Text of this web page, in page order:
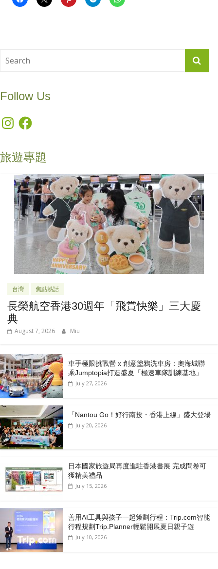
Follow Us
InstagramFacebook
旅遊專題
台灣 焦點熱話
長榮航空香港30週年「飛賞快樂」三大慶
典
August 7, 2026 Miu
車手極限挑戰營 x 創意塗鴉洗車房：奧海城聯
乘Jumptopia打造盛夏「極速車隊訓練基地」
July 27, 2026
「Nantou Go！好行南投・香港上線」盛大登場
July 20, 2026
日本國家旅遊局再度進駐香港書展 完成問卷可
獲精美禮品
July 15, 2026
善用AI工具與孩子一起策劃行程：Trip.com智能
行程規劃Trip.Planner輕鬆開展夏日親子遊
July 10, 2026